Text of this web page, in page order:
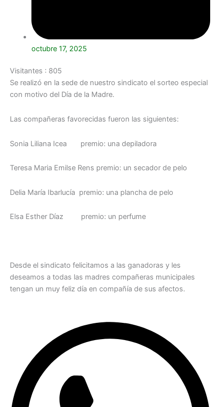
octubre 17, 2025
Visitantes : 805
Se realizó en la sede de nuestro sindicato el sorteo especial
con motivo del Día de la Madre.
Las compañeras favorecidas fueron las siguientes:
Sonia Liliana Icea premio: una depiladora
Teresa Maria Emilse Rens premio: un secador de pelo
Delia María Ibarlucía premio: una plancha de pelo
Elsa Esther Díaz premio: un perfume
Desde el sindicato felicitamos a las ganadoras y les
deseamos a todas las madres compañeras municipales
tengan un muy feliz día en compañía de sus afectos.